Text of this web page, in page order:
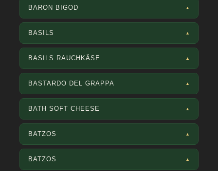
BARON BIGOD ▲
BASILS ▲
BASILS RAUCHKÄSE ▲
BASTARDO DEL GRAPPA ▲
BATH SOFT CHEESE ▲
BATZOS ▲
BATZOS ▲